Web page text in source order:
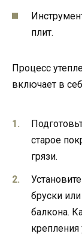
плит.
Процесс
включает в
старое
грязи.
бруски
балкона.
крепления